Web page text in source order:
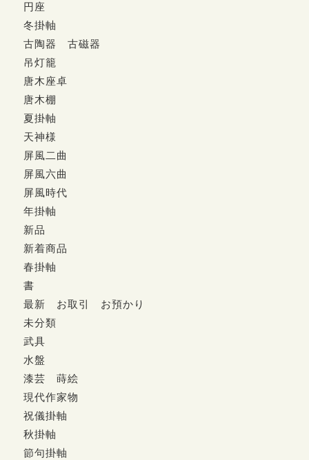
円座
冬掛軸
古陶器 古磁器
吊灯籠
唐木座卓
唐木棚
夏掛軸
天神様
屏風二曲
屏風六曲
屏風時代
年掛軸
新品
新着商品
春掛軸
書
最新 お取引 お預かり
未分類
武具
水盤
漆芸 蒔絵
現代作家物
祝儀掛軸
秋掛軸
節句掛軸